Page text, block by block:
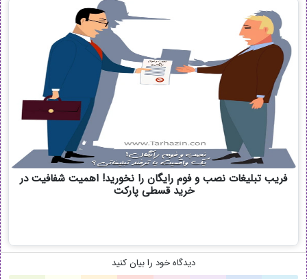
فریب تبلیغات نصب و فوم رایگان را نخورید! اهمیت شفافیت در
خرید قسطی پارکت
دیدگاه خود را بیان کنید